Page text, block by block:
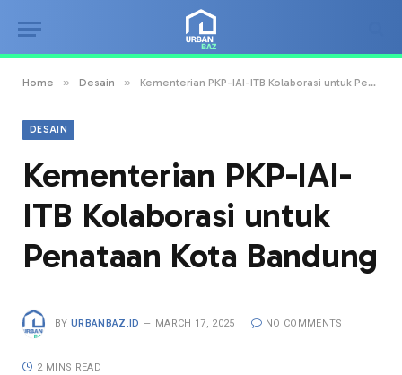
Home » Desain » Kementerian PKP-IAI-ITB Kolaborasi untuk Penataan Kota Bandung
DESAIN
Kementerian PKP-IAI-
ITB Kolaborasi untuk
Penataan Kota Bandung
BY URBANBAZ.ID MARCH 17, 2025 NO COMMENTS
2 MINS READ